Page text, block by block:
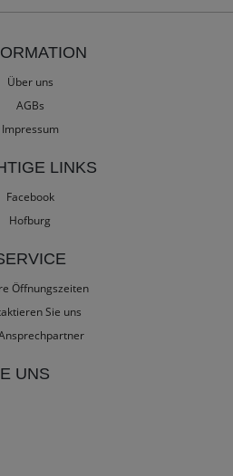
Über uns
AGBs
Impressum
LINKS
Facebook
Hofburg
Öffnungszeiten
Sie uns
UNS